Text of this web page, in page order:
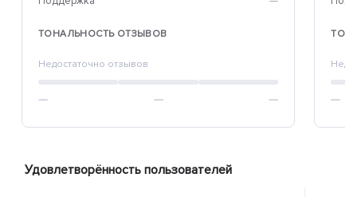
ТОНАЛЬНОСТЬ ОТЗЫВОВ
Недостаточно отзывов
— — — —
Удовлетворённость пользователей